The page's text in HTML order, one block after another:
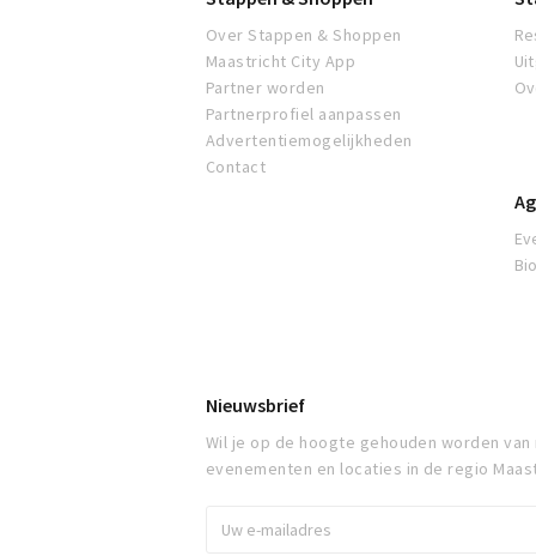
Over Stappen & Shoppen
Maastricht City App
Partner worden
Partnerprofiel aanpassen
Advertentiemogelijkheden
Contact
Nieuwsbrief
Wil je op de hoogte gehouden worden van
evenementen en locaties in de regio